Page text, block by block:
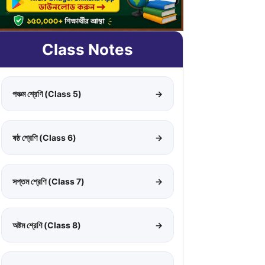
Class Notes
পঞ্চম শ্রেণি (Class 5) →
ষষ্ঠ শ্রেণি (Class 6) →
সপ্তম শ্রেণি (Class 7) →
অষ্টম শ্রেণি (Class 8) →